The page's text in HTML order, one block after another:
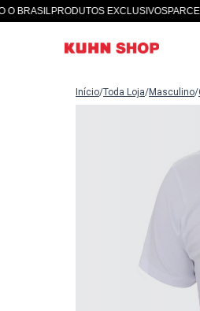
PRODUTOS EXCLUSIVOS
Início/Toda Loja/Masculino/